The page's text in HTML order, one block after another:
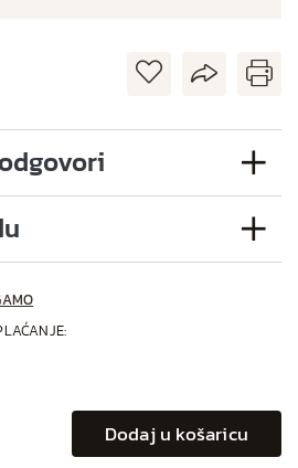
Dodaj u košaricu